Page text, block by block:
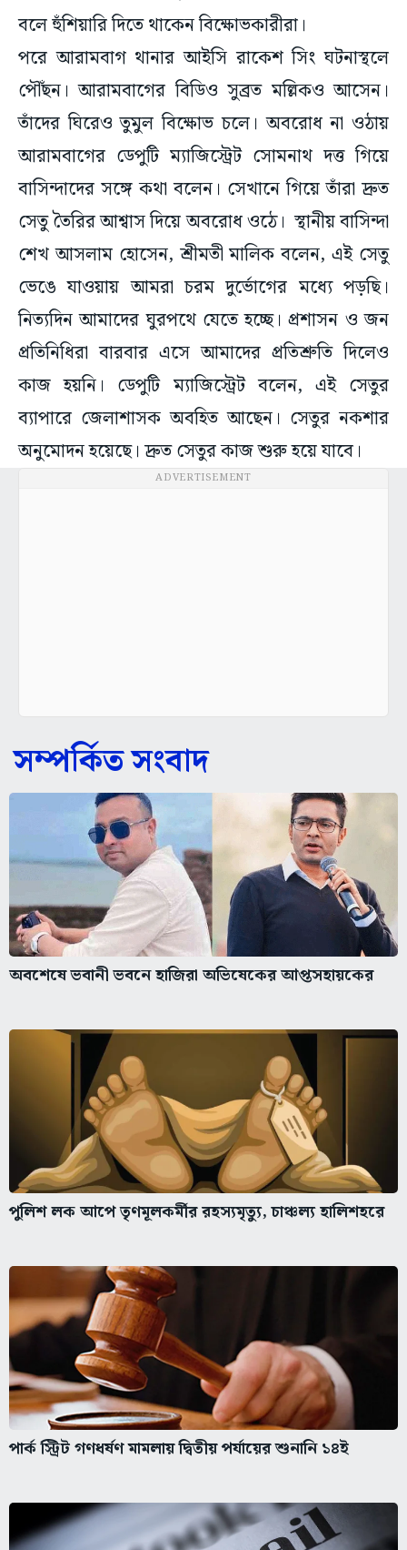
বলে হুঁশিয়ারি দিতে থাকেন বিক্ষোভকারীরা।
পরে আরামবাগ থানার আইসি রাকেশ সিং ঘটনাস্থলে
পৌঁছন। আরামবাগের বিডিও সুব্রত মল্লিকও আসেন।
তাঁদের ঘিরেও তুমুল বিক্ষোভ চলে। অবরোধ না ওঠায়
আরামবাগের ডেপুটি ম্যাজিস্ট্রেট সোমনাথ দত্ত গিয়ে
বাসিন্দাদের সঙ্গে কথা বলেন। সেখানে গিয়ে তাঁরা দ্রুত
সেতু তৈরির আশ্বাস দিয়ে অবরোধ ওঠে। স্থানীয় বাসিন্দা
শেখ আসলাম হোসেন, শ্রীমতী মালিক বলেন, এই সেতু
ভেঙে যাওয়ায় আমরা চরম দুর্ভোগের মধ্যে পড়ছি।
নিত্যদিন আমাদের ঘুরপথে যেতে হচ্ছে। প্রশাসন ও জন
প্রতিনিধিরা বারবার এসে আমাদের প্রতিশ্রুতি দিলেও
কাজ হয়নি। ডেপুটি ম্যাজিস্ট্রেট বলেন, এই সেতুর
ব্যাপারে জেলাশাসক অবহিত আছেন। সেতুর নকশার
অনুমোদন হয়েছে। দ্রুত সেতুর কাজ শুরু হয়ে যাবে।
ADVERTISEMENT
সম্পর্কিত সংবাদ
অবশেষে ভবানী ভবনে হাজিরা অভিষেকের আপ্তসহায়কের
পুলিশ লক আপে তৃণমূলকর্মীর রহস্যমৃত্যু, চাঞ্চল্য হালিশহরে
পার্ক স্ট্রিট গণধর্ষণ মামলায় দ্বিতীয় পর্যায়ের শুনানি ১৪ই